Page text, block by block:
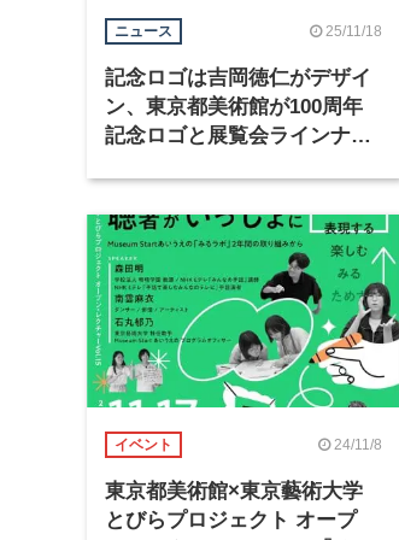
ニュース 25/11/18
記念ロゴは吉岡徳仁がデザイ
ン、東京都美術館が100周年
記念ロゴと展覧会ラインナッ
イベント 24/11/8
東京都美術館×東京藝術大学
とびらプロジェクト オープ